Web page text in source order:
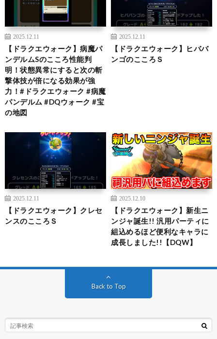
2025.12.11
【ドラクエウォーク】病魔パ
ンデルムSのこころ性能判
明！状態異常にすると次の斬
撃体技が倍になる効果が強
力！#ドラクエウォーク #病魔
パンデルム #DQウォーク #宝
の地図
2025.12.11
【ドラクエウォーク】ヒババ
ンゴのこころＳ
2025.12.11
【ドラクエウォーク】クレセ
ンスのこころＳ
2025.12.10
【ドラクエウォーク】新生ニ
ンジャ誕生!! 汎用パーティに
組込めるほど便利なキャラに
成長しました!!【DQW】
Back to Top